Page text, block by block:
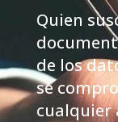
Quien
de los
se
cualquier